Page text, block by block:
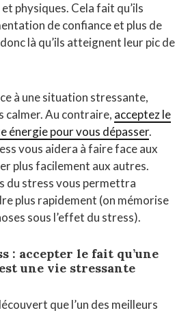
physiques. Cela fait qu’ils
de confiance et plus de
là qu’ils atteignent leur pic de
à une situation stressante,
calmer. Au contraire, acceptez le
énergie pour vous dépasser.
vous aidera à faire face aux
plus facilement aux autres.
du stress vous permettra
plus rapidement (on mémorise
sous l’effet du stress).
: accepter le fait qu’une
une vie stressante
que l’un des meilleurs